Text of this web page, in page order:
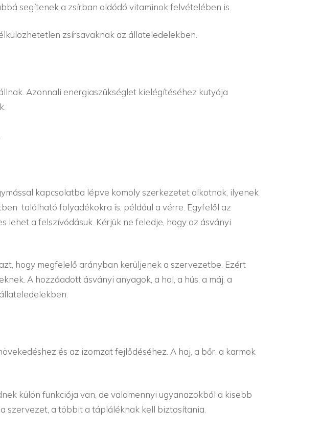
segítenek a zsírban oldódó vitaminok felvételében is.
zsírsavaknak az állateledelekben.
Azonnali energiaszükséglet kielégítéséhez kutyája
kapcsolatba lépve komoly szerkezetet alkotnak, ilyenek
található folyadékokra is, például a vérre. Egyfelől az
a felszívódásuk. Kérjük ne feledje, hogy az ásványi
hogy megfelelő arányban kerüljenek a szervezetbe. Ezért
A hozzáadott ásványi anyagok, a hal, a hús, a máj, a
és az izomzat fejlődéséhez. A haj, a bőr, a karmok
külön funkciója van, de valamennyi ugyanazokból a kisebb
szervezet, a többit a tápláléknak kell biztosítania.